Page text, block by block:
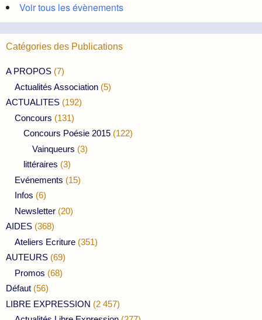
Voir tous les évènements
Catégories des Publications
A PROPOS (7)
Actualités Association (5)
ACTUALITES (192)
Concours (131)
Concours Poésie 2015 (122)
Vainqueurs (3)
littéraires (3)
Evénements (15)
Infos (6)
Newsletter (20)
AIDES (368)
Ateliers Ecriture (351)
AUTEURS (69)
Promos (68)
Défaut (56)
LIBRE EXPRESSION (2 457)